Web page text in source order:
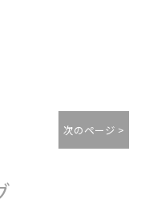
次のページ >